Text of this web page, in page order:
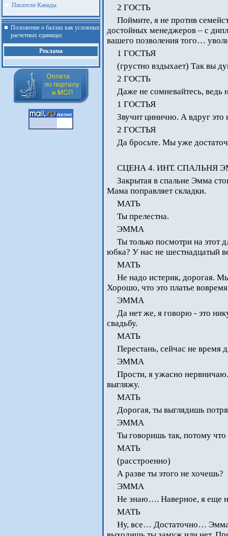
Писатели Канады
Положение о баллах как условных
расчетных единицах
Реклама
2 ГОСТЬ
Поймите, я не против
достойных менеджеров – с
вашего позволения того…
1 ГОСТЬЯ
(грустно вздыхает) Так вы
2 ГОСТЬ
Даже не сомневайтесь, ведь
1 ГОСТЬЯ
Звучит цинично. А вдруг
2 ГОСТЬЯ
Да бросьте. Мы уже
СЦЕНА 4. ИНТ. СПАЛЬНЯ
Закрытая в спальне Эмма
Мама поправляет складки.
МАТЬ
Ты прелестна.
ЭММА
Ты только посмотри на
юбка? У нас не шестнадцатый
МАТЬ
Не надо истерик, дорогая.
Хорошо, что это платье
ЭММА
Да нет же, я говорю - это
свадьбу.
МАТЬ
Перестань, сейчас не время
ЭММА
Прости, я ужасно нервничаю.
выгляжу.
МАТЬ
Дорогая, ты выглядишь
ЭММА
Ты говоришь так, потому
МАТЬ
(расстроенно)
А разве ты этого не хочешь?
ЭММА
Не знаю…. Наверное, я еще
МАТЬ
Ну, все… Достаточно… Эмма,